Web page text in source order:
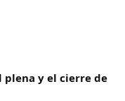
plena y el cierre de